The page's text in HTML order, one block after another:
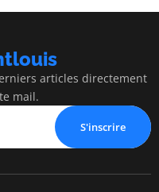
articles directement
mail.
S'inscrire